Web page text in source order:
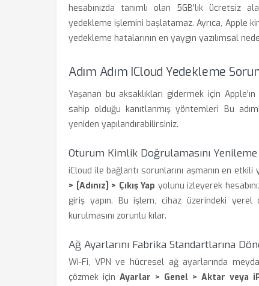
hesabınızda tanımlı olan 5GB'lık
yedekleme işlemini başlatamaz. Ayrıca, Apple
yedekleme hatalarının en yaygın yazılımsal
Adım Adım ICloud Yedekleme
Yaşanan bu aksaklıkları gidermek için
sahip olduğu kanıtlanmış yöntemleri Bu
yeniden yapılandırabilirsiniz.
Oturum Kimlik Doğrulamasını Yenileme
iCloud ile bağlantı sorunlarını aşmanın en
> [Adınız] > Çıkış Yap yolunu izleyerek
giriş yapın. Bu işlem, cihaz üzerindeki
kurulmasını zorunlu kılar.
Ağ Ayarlarını Fabrika Standartlarına
Wi-Fi, VPN ve hücresel ağ ayarlarında
çözmek için Ayarlar > Genel > Aktar veya